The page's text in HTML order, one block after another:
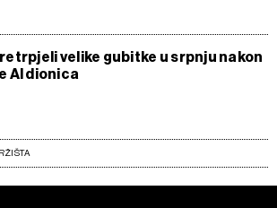
velike gubitke u srpnju nakon
AI dionica